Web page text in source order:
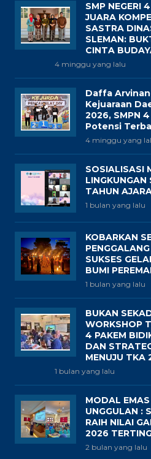
SMP NEGERI
JUARA
SASTRA
SLEMAN:
CINTA
4 minggu yang lalu
Daffa
Kejuaraan
2026, SMPN
Potensi
4 minggu yang
SOSIALISASI
LINGKUNGAN
TAHUN
1 bulan yang lalu
KOBARKAN
SUKSES
BUMI
1 bulan yang lalu
BUKAN
WORKSHOP
4 PAKEM
DAN
MENUJU TKA
1 bulan yang lalu
MODAL
UNGGULAN :
RAIH NILAI
2026
2 bulan yang lalu